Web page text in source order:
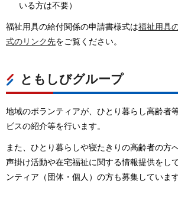
いる方は不要）
福祉用具の給付関係の申請書様式は福祉用具
式のリンク先をご覧ください。
ともしびグループ
地域のボランティアが、ひとり暮らし高齢者
ビスの紹介等を行います。
また、ひとり暮らしや寝たきりの高齢者の方
声掛け活動や在宅福祉に関する情報提供をし
ンティア（団体・個人）の方も募集しています